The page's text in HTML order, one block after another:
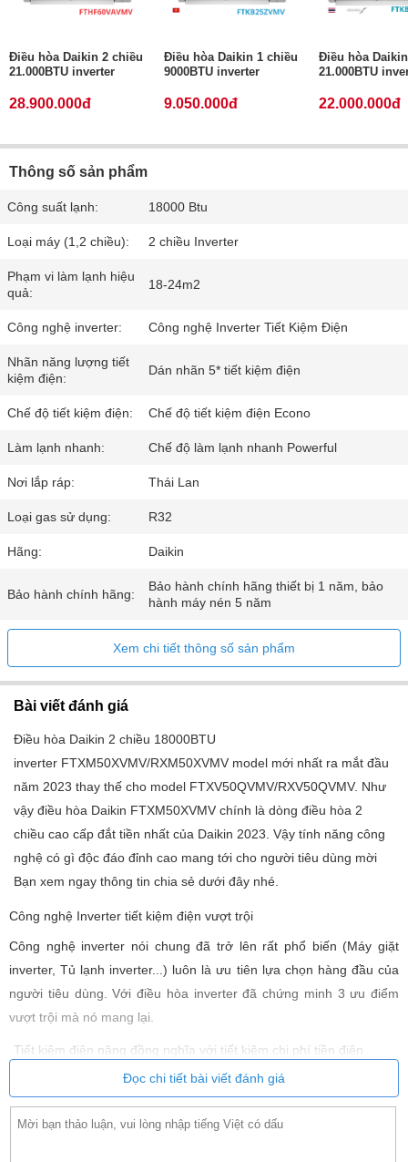
Điều hòa Daikin 2 chiều
21.000BTU inverter
28.900.000đ
Điều hòa Daikin 1 chiều
9000BTU inverter
9.050.000đ
Điều hòa
21.000BTU
22.000.000đ
Thông số sản phẩm
Công suất lạnh: 18000 Btu
Loại máy (1,2 chiều): 2 chiều Inverter
Phạm vi làm lạnh hiệu
quả:
18-24m2
Công nghệ inverter: Công nghệ Inverter Tiết Kiệm Điện
Nhãn năng lượng tiết
kiệm điện:
Dán nhãn 5* tiết kiệm điện
Chế độ tiết kiệm điện: Chế độ tiết kiệm điện Econo
Làm lạnh nhanh: Chế độ làm lạnh nhanh Powerful
Nơi lắp ráp: Thái Lan
Loại gas sử dụng: R32
Hãng: Daikin
Bảo hành chính hãng:
Bảo hành chính hãng thiết bị 1 năm, bảo
hành máy nén 5 năm
Xem chi tiết thông số sản phẩm
Bài viết đánh giá
Điều hòa Daikin 2 chiều 18000BTU
inverter FTXM50XVMV/RXM50XVMV model mới nhất ra mắt đầu
năm 2023 thay thế cho model FTXV50QVMV/RXV50QVMV. Như
vậy điều hòa Daikin FTXM50XVMV chính là dòng điều hòa 2
chiều cao cấp đắt tiền nhất của Daikin 2023. Vậy tính năng công
nghệ có gì độc đáo đỉnh cao mang tới cho người tiêu dùng mời
Bạn xem ngay thông tin chia sẻ dưới đây nhé.
Công nghệ Inverter tiết kiệm điện vượt trội
Công nghệ inverter nói chung đã trở lên rất phổ biến (Máy giặt
inverter, Tủ lạnh inverter...) luôn là ưu tiên lựa chọn hàng đầu của
người tiêu dùng. Với điều hòa inverter đã chứng minh 3 ưu điểm
vượt trội mà nó mang lại.
Tiết kiệm điện năng đồng nghĩa với tiết kiệm chi phí tiền điện
hàng tháng cho Bạn. Theo như điều kiện trong phòng thí nghiệm
tiêu chuẩn thì số tiền tiết kiệm có thể lên đến 400.000đ -
600.000đ / 1 tháng. Mang lại cảm giác thoải mái dễ chịu bởi vì
Đọc chi tiết bài viết đánh giá